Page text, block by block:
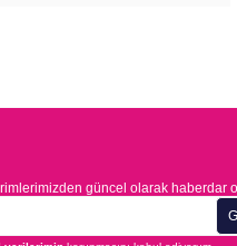
güncel olarak haberdar